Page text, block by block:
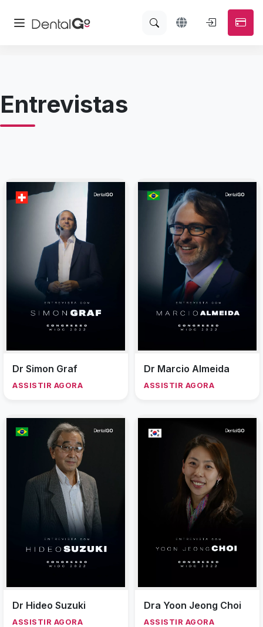
Entrevistas
Dr Simon Graf
ASSISTIR AGORA
Dr Marcio Almeida
ASSISTIR AGORA
Dr Hideo Suzuki
ASSISTIR AGORA
Dra Yoon Jeong Choi
ASSISTIR AGORA